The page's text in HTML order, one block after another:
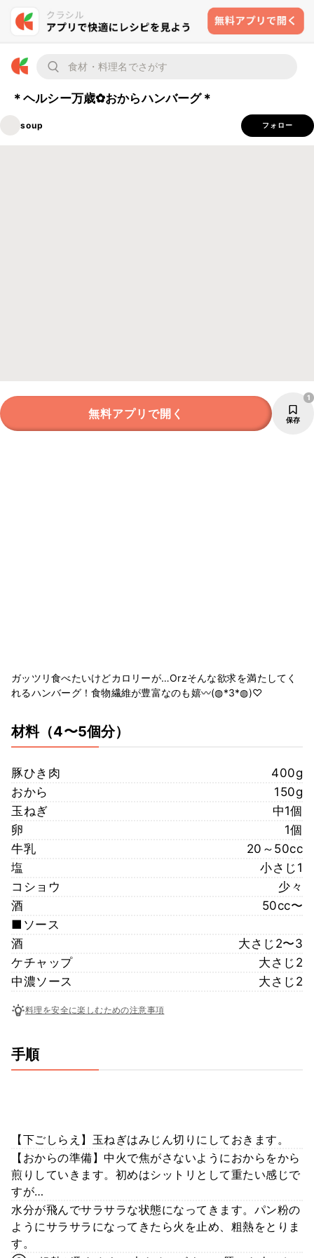
＊ヘルシー万歳✿おからハンバーグ＊
soup フォロー
無料アプリで開く 保存
1
ガッツリ食べたいけどカロリーが…Orzそんな欲求を満たしてく
れるハンバーグ！食物繊維が豊富なのも嬉〰(◍*3*◍)♡
材料（4〜5個分）
豚ひき肉
400g
おから
150g
玉ねぎ
中1個
卵
1個
牛乳
20～50cc
塩
小さじ1
コショウ
少々
酒
50cc〜
■ソース
酒
大さじ2〜3
ケチャップ
大さじ2
中濃ソース
大さじ2
料理を安全に楽しむための注意事項
手順
【下ごしらえ】玉ねぎはみじん切りにしておきます。
【おからの準備】中火で焦がさないようにおからをから
煎りしていきます。初めはシットリとして重たい感じで
すが…
水分が飛んでサラサラな状態になってきます。パン粉の
ようにサラサラになってきたら火を止め、粗熱をとりま
す。